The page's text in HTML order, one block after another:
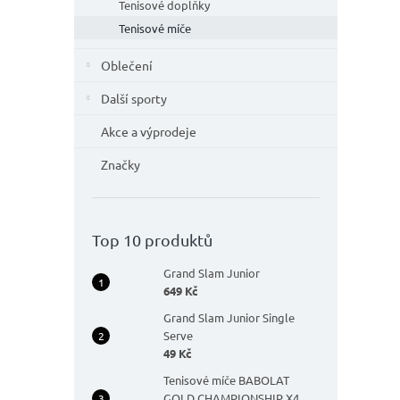
Tenisové doplňky
Tenisové míče
Oblečení
Další sporty
Akce a výprodeje
Značky
Top 10 produktů
Grand Slam Junior
649 Kč
Grand Slam Junior Single
Serve
49 Kč
Tenisové míče BABOLAT